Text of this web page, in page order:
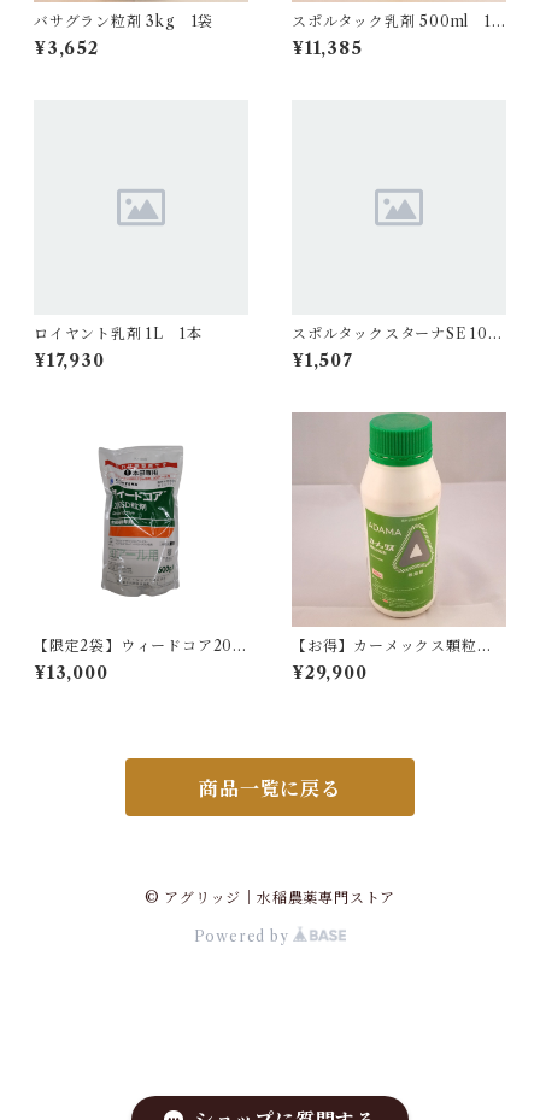
バサグラン粒剤 3kg 1袋
¥3,652
スポルタック乳剤 500ml 1
本
¥11,385
ロイヤント乳剤 1L 1本
¥17,930
スポルタックスターナSE 100
ml 1本
¥1,507
【限定2袋】ウィードコア200
SD粒剤 600g
¥13,000
【お得】カーメックス顆粒水
和剤 300g 10本
¥29,900
商品一覧に戻る
© アグリッジ｜水稲農薬専門ストア
Powered by